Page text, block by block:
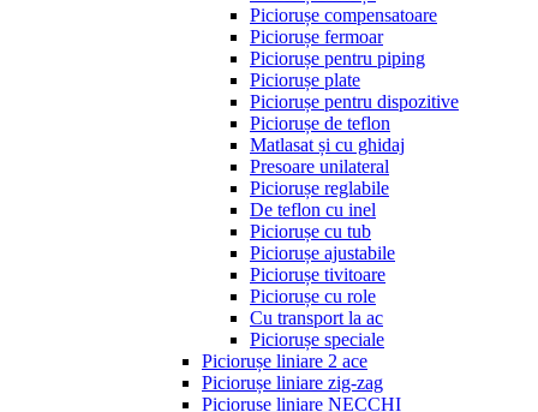
Piciorușe compensatoare
Piciorușe fermoar
Piciorușe pentru piping
Piciorușe plate
Piciorușe pentru dispozitive
Piciorușe de teflon
Matlasat și cu ghidaj
Presoare unilateral
Piciorușe reglabile
De teflon cu inel
Piciorușe cu tub
Piciorușe ajustabile
Piciorușe tivitoare
Piciorușe cu role
Cu transport la ac
Piciorușe speciale
Piciorușe liniare 2 ace
Piciorușe liniare zig-zag
Piciorușe liniare NECCHI